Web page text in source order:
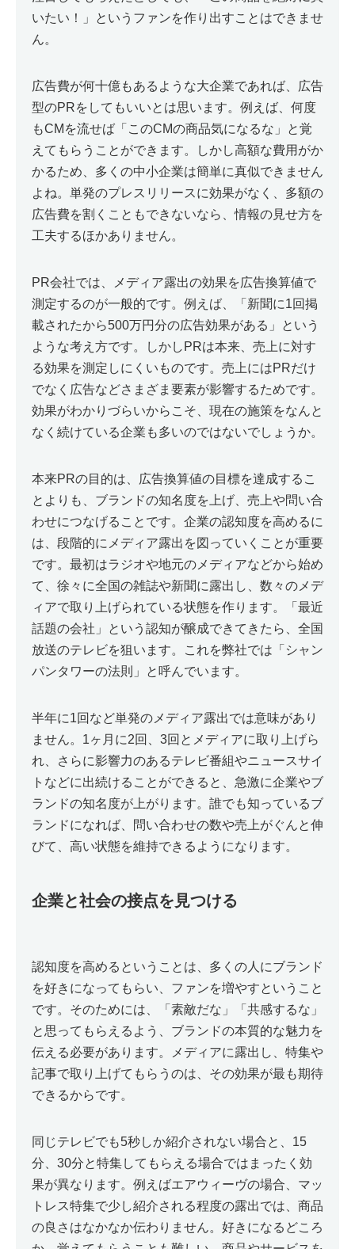
いたい！」というファンを作り出すことはできませ
ん。
広告費が何十億もあるような大企業であれば、広告
型のPRをしてもいいとは思います。例えば、何度
もCMを流せば「このCMの商品気になるな」と覚
えてもらうことができます。しかし高額な費用がか
かるため、多くの中小企業は簡単に真似できません
よね。単発のプレスリリースに効果がなく、多額の
広告費を割くこともできないなら、情報の見せ方を
工夫するほかありません。
PR会社では、メディア露出の効果を広告換算値で
測定するのが一般的です。例えば、「新聞に1回掲
載されたから500万円分の広告効果がある」という
ような考え方です。しかしPRは本来、売上に対す
る効果を測定しにくいものです。売上にはPRだけ
でなく広告などさまざま要素が影響するためです。
効果がわかりづらいからこそ、現在の施策をなんと
なく続けている企業も多いのではないでしょうか。
本来PRの目的は、広告換算値の目標を達成するこ
とよりも、ブランドの知名度を上げ、売上や問い合
わせにつなげることです。企業の認知度を高めるに
は、段階的にメディア露出を図っていくことが重要
です。最初はラジオや地元のメディアなどから始め
て、徐々に全国の雑誌や新聞に露出し、数々のメデ
ィアで取り上げられている状態を作ります。「最近
話題の会社」という認知が醸成できてきたら、全国
放送のテレビを狙います。これを弊社では「シャン
パンタワーの法則」と呼んでいます。
半年に1回など単発のメディア露出では意味があり
ません。1ヶ月に2回、3回とメディアに取り上げら
れ、さらに影響力のあるテレビ番組やニュースサイ
トなどに出続けることができると、急激に企業やブ
ランドの知名度が上がります。誰でも知っているブ
ランドになれば、問い合わせの数や売上がぐんと伸
びて、高い状態を維持できるようになります。
企業と社会の接点を見つける
認知度を高めるということは、多くの人にブランド
を好きになってもらい、ファンを増やすということ
です。そのためには、「素敵だな」「共感するな」
と思ってもらえるよう、ブランドの本質的な魅力を
伝える必要があります。メディアに露出し、特集や
記事で取り上げてもらうのは、その効果が最も期待
できるからです。
同じテレビでも5秒しか紹介されない場合と、15
分、30分と特集してもらえる場合ではまったく効
果が異なります。例えばエアウィーヴの場合、マッ
トレス特集で少し紹介される程度の露出では、商品
の良さはなかなか伝わりません。好きになるどころ